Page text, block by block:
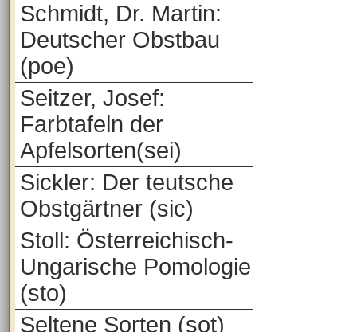
Schmidt, Dr. Martin:
Deutscher Obstbau
(poe)
Seitzer, Josef:
Farbtafeln der
Apfelsorten(sei)
Sickler: Der teutsche
Obstgärtner (sic)
Stoll: Österreichisch-
Ungarische Pomologie
(sto)
Seltene Sorten (sot)